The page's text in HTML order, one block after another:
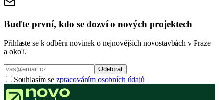
Buďte první, kdo se dozví o nových projektech
Přihlaste se k odběru novinek o nejnovějších novostavbách v Praze
a okolí.
Odebírat
Souhlasím se zpracováním osobních údajů